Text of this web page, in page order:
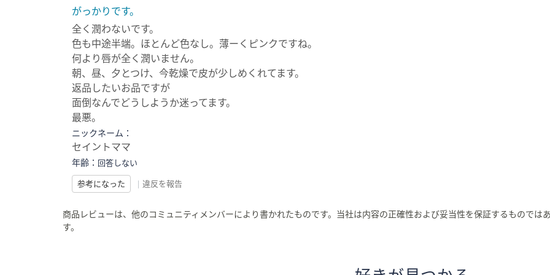
がっかりです。
全く潤わないです。
色も中途半端。ほとんど色なし。薄ーくピンクですね。
何より唇が全く潤いません。
朝、昼、夕とつけ、今乾燥で皮が少しめくれてます。
返品したいお品ですが
面倒なんでどうしようか迷ってます。
最悪。
ニックネーム：
セイントママ
年齢： 回答しない
参考になった
| 違反を報告
商品レビューは、他のコミュニティメンバーにより書かれたものです。当社は内容の正確性および妥当性を保証するもので
す。